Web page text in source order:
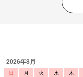
2026年8月
日 月 火 水 木